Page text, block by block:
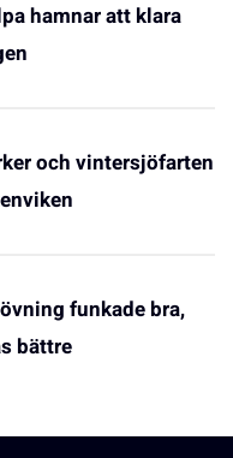
hamnar att klara
och vintersjöfarten
funkade bra,
bättre